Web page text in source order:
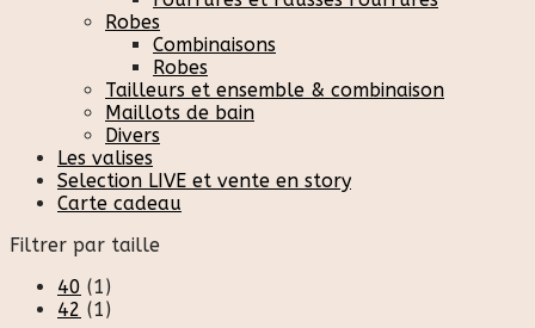
Robes
Combinaisons
Robes
Tailleurs et ensemble & combinaison
Maillots de bain
Divers
Les valises
Selection LIVE et vente en story
Carte cadeau
Filtrer par taille
40 (1)
42 (1)